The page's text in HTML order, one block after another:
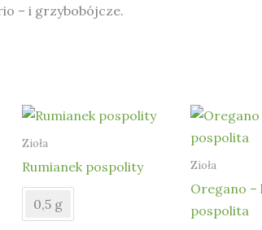
– i grzybobójcze.
Zioła
Rumianek pospolity
0,5 g
Zioła
Oregano –
pospolita